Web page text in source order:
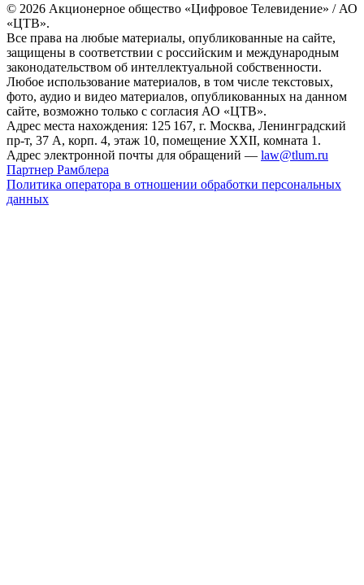
© 2026 Акционерное общество «Цифровое Телевидение» / АО
«ЦТВ».
Все права на любые материалы, опубликованные на сайте,
защищены в соответствии с российским и международным
законодательством об интеллектуальной собственности.
Любое использование материалов, в том числе текстовых,
фото, аудио и видео материалов, опубликованных на данном
сайте, возможно только с согласия АО «ЦТВ».
Адрес места нахождения: 125 167, г. Москва, Ленинградский
пр-т, 37 А, корп. 4, этаж 10, помещение XXII, комната 1.
Адрес электронной почты для обращений — law@tlum.ru
Партнер Рамблера
Политика оператора в отношении обработки персональных
данных